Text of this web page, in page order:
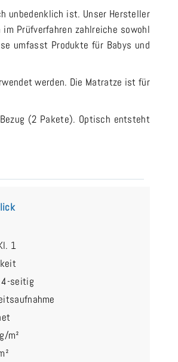
unbedenklich ist. Unser Hersteller
Prüfverfahren zahlreiche sowohl
umfasst Produkte für Babys und
werden. Die Matratze ist für
(2 Pakete). Optisch entsteht
1
4-seitig
m²